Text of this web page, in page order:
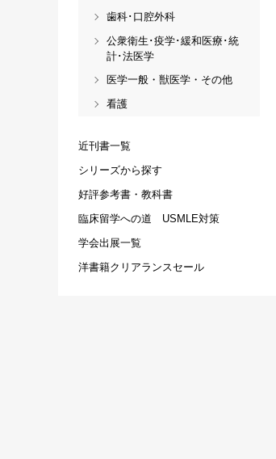
歯科･口腔外科
公衆衛生･疫学･緩和医療･統
計･法医学
医学一般・獣医学・その他
看護
近刊書一覧
シリーズから探す
好評参考書・教科書
臨床留学への道 USMLE対策
学会出展一覧
洋書籍クリアランスセール